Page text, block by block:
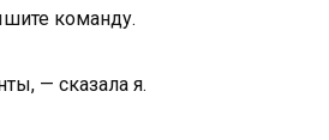
команду.
— сказала я.